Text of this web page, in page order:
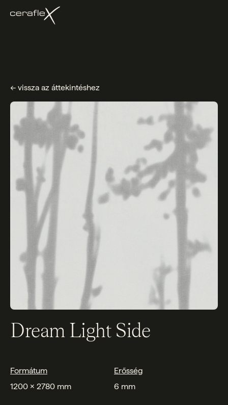
← vissza az áttekintéshez
Dream Light Side
Formátum
Erősség
1200 x 2780 mm
6 mm